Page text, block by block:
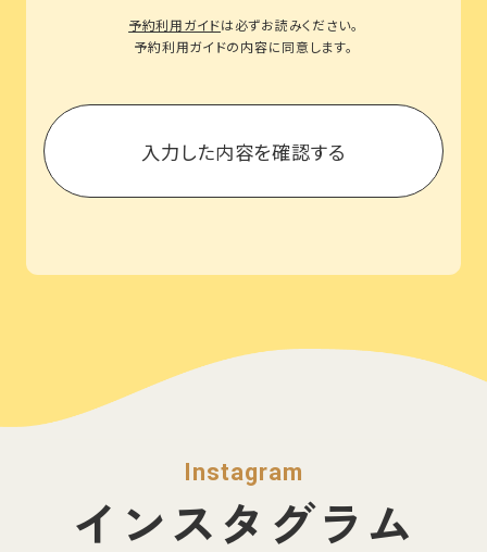
予約利用ガイドは必ずお読みください。
予約利用ガイドの内容に同意します。
Instagram
インスタグラム